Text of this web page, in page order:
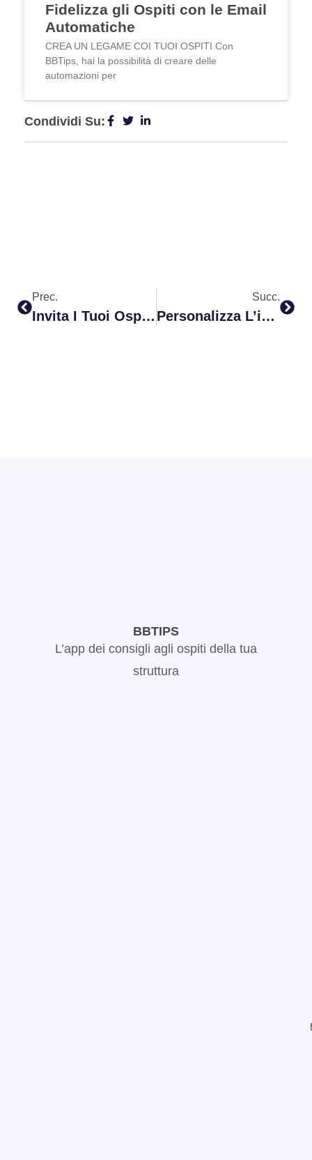
Fidelizza gli Ospiti con le Email
Automatiche
CREA UN LEGAME COI TUOI OSPITI Con
BBTips, hai la possibilità di creare delle
automazioni per
Condividi Su:
Prec.
Invita I Tuoi Ospiti Tramite WhatsApp!
Succ.
Personalizza L’immagine Sulla Home
BBTIPS
L’app dei consigli agli ospiti della tua
struttura